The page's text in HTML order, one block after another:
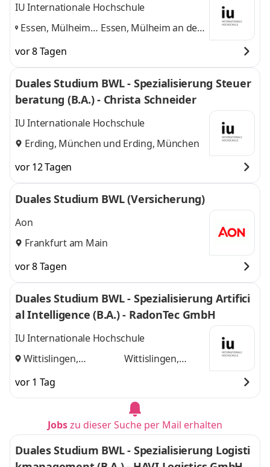
IU Internationale Hochschule
Essen, Mülheim
Dortmund
Essen, Mülheim an der
vor 8 Tagen
Duales Studium BWL - Spezialisierung Steuer
beratung (B.A.) - Christa Schneider
IU Internationale Hochschule
Erding, München und Erding, München
vor 12 Tagen
Duales Studium BWL (Versicherung)
Aon
Frankfurt am Main
vor 8 Tagen
Duales Studium BWL - Spezialisierung Artifici
al Intelligence (B.A.) - RadonTec GmbH
IU Internationale Hochschule
Wittislingen,
Wittislingen,
vor 1 Tag
Jobszu dieser Suche per Mail erhalten
Duales Studium BWL - Spezialisierung Logisti